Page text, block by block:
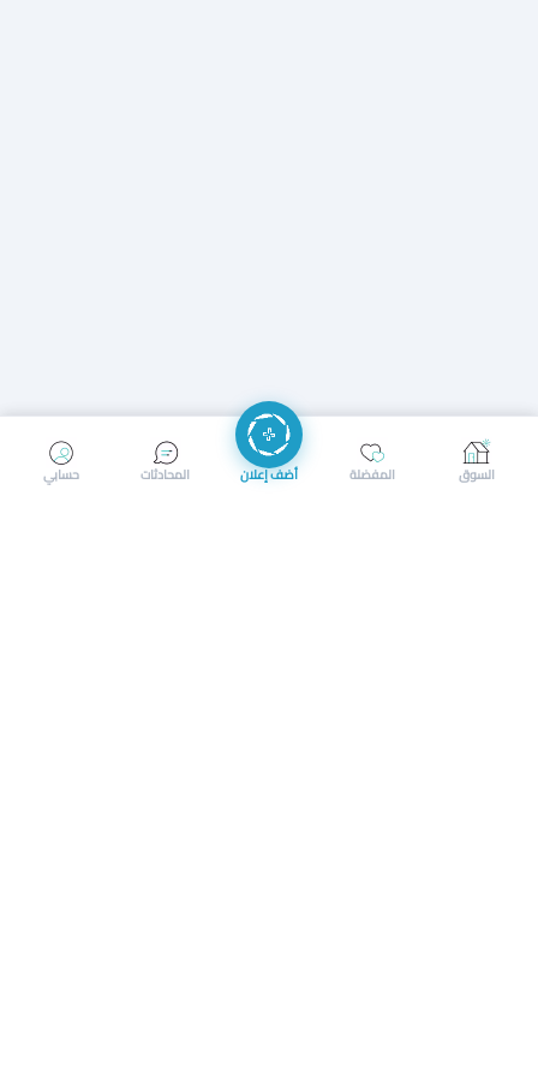
إرسال رسالة إجراء مكالمة
حسابي المحادثات أضف إعلان المفضلة السوق